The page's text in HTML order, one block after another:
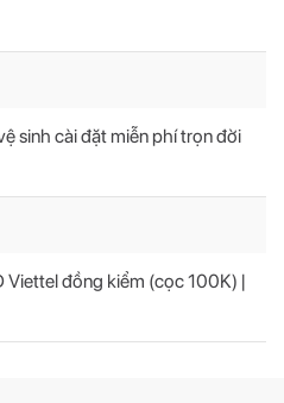
sinh cài đặt miễn phí trọn đời
Viettel đồng kiểm (cọc 100K) |